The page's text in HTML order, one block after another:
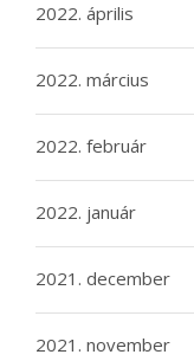
2022. április
2022. március
2022. február
2022. január
2021. december
2021. november